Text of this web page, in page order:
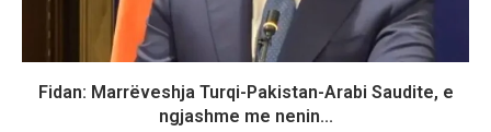
Fidan: Marrëveshja Turqi-Pakistan-Arabi Saudite, e
ngjashme me nenin...